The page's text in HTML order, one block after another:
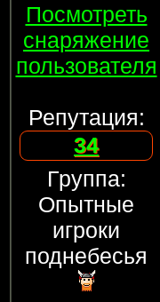
Посмотреть
снаряжение
пользователя
Репутация:
34
Группа:
Опытные
игроки
поднебесья